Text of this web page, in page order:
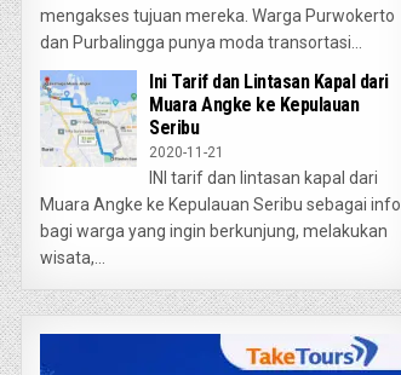
mengakses tujuan mereka. Warga Purwokerto
dan Purbalingga punya moda transortasi...
Ini Tarif dan Lintasan Kapal dari
Muara Angke ke Kepulauan
Seribu
2020-11-21
INI tarif dan lintasan kapal dari
Muara Angke ke Kepulauan Seribu sebagai info
bagi warga yang ingin berkunjung, melakukan
wisata,...